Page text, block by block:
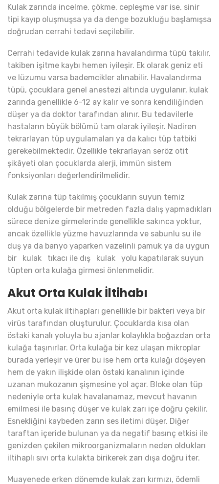
Kulak zarında incelme, çökme, cepleşme var ise, sinir
tipi kayıp oluşmuşsa ya da denge bozukluğu başlamışsa
doğrudan cerrahi tedavi seçilebilir.
Cerrahi tedavide kulak zarına havalandırma tüpü takılır,
takiben işitme kaybı hemen iyileşir. Ek olarak geniz eti
ve lüzumu varsa bademcikler alınabilir. Havalandırma
tüpü, çocuklara genel anestezi altında uygulanır, kulak
zarında genellikle 6-12 ay kalır ve sonra kendiliğinden
düşer ya da doktor tarafından alınır. Bu tedavilerle
hastaların büyük bölümü tam olarak iyileşir. Nadiren
tekrarlayan tüp uygulamaları ya da kalıcı tüp tatbiki
gerekebilmektedir. Özellikle tekrarlayan seröz otit
şikâyeti olan çocuklarda alerji, immün sistem
fonksiyonları değerlendirilmelidir.
Kulak zarına tüp takılmış çocukların suyun temiz
olduğu bölgelerde bir metreden fazla dalış yapmadıkları
sürece denize girmelerinde genellikle sakınca yoktur,
ancak özellikle yüzme havuzlarında ve sabunlu su ile
duş ya da banyo yaparken vazelinli pamuk ya da uygun
bir kulak tıkacı ile dış kulak yolu kapatılarak suyun
tüpten orta kulağa girmesi önlenmelidir.
Akut Orta Kulak İltihabı
Akut orta kulak iltihapları genellikle bir bakteri veya bir
virüs tarafından oluşturulur. Çocuklarda kısa olan
östaki kanalı yoluyla bu ajanlar kolaylıkla boğazdan orta
kulağa taşınırlar. Orta kulağa bir kez ulaşan mikroplar
burada yerleşir ve ürer bu ise hem orta kulağı döşeyen
hem de yakın ilişkide olan östaki kanalının içinde
uzanan mukozanın şişmesine yol açar. Bloke olan tüp
nedeniyle orta kulak havalanamaz, mevcut havanın
emilmesi ile basınç düşer ve kulak zarı içe doğru çekilir.
Esnekliğini kaybeden zarın ses iletimi düşer. Diğer
taraftan içeride bulunan ya da negatif basınç etkisi ile
genizden çekilen mikroorganizmaların neden oldukları
iltihaplı sıvı orta kulakta birikerek zarı dışa doğru iter.
Muayenede erken dönemde kulak zarı kırmızı, ödemli